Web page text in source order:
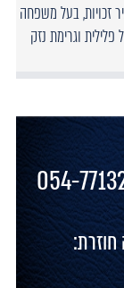
זכויות, בעל משפחה
וגרימת נזק